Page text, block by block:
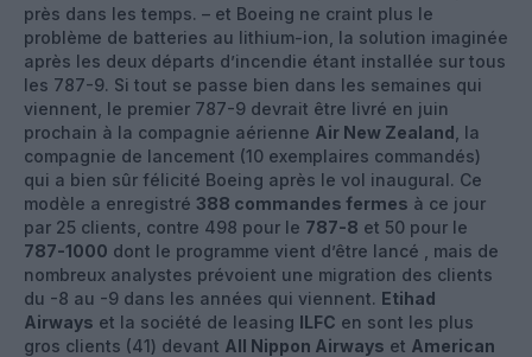
près dans les temps. – et Boeing ne craint plus le
problème de batteries au lithium-ion, la solution imaginée
après les deux départs d’incendie étant installée sur tous
les 787-9. Si tout se passe bien dans les semaines qui
viennent, le premier 787-9 devrait être livré en juin
prochain à la compagnie aérienne Air New Zealand , la
compagnie de lancement (10 exemplaires commandés)
qui a bien sûr félicité Boeing après le vol inaugural. Ce
modèle a enregistré 388 commandes fermes à ce jour
par 25 clients, contre 498 pour le 787-8 et 50 pour le
787-1000 dont le programme vient d’être lancé , mais de
nombreux analystes prévoient une migration des clients
du -8 au -9 dans les années qui viennent. Etihad
Airways et la société de leasing ILFC en sont les plus
gros clients (41) devant All Nippon Airways et American